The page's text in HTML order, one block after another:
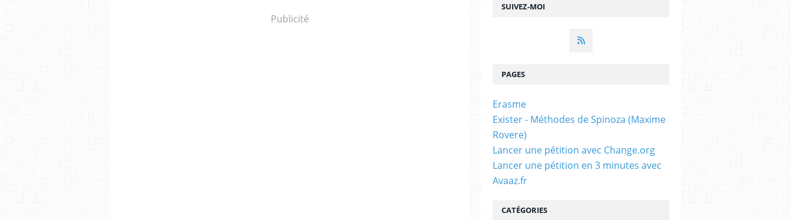
Publicité
SUIVEZ-MOI
PAGES
Erasme
Exister - Méthodes de Spinoza (Maxime
Rovere)
Lancer une pétition avec Change.org
Lancer une pétition en 3 minutes avec
Avaaz.fr
CATÉGORIES